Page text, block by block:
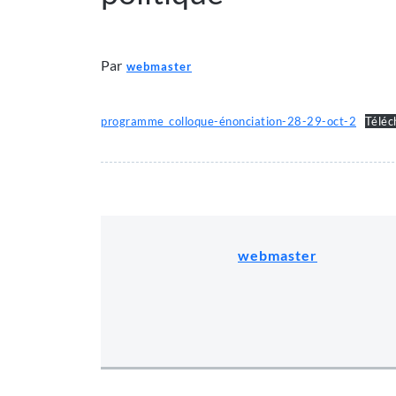
Par webmaster
programme_colloque-énonciation-28-29-oct-2
webmaster